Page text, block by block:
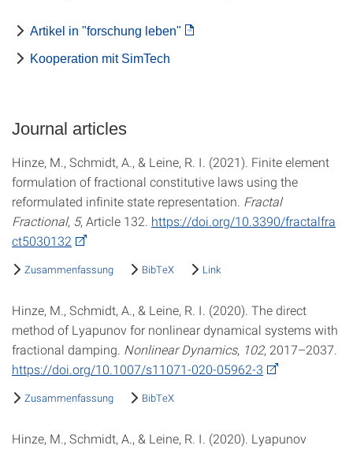
Artikel in "forschung leben"
Kooperation mit SimTech
Journal articles
Hinze, M., Schmidt, A., & Leine, R. I. (2021). Finite element
formulation of fractional constitutive laws using the
reformulated infinite state representation. Fractal
Fractional, 5, Article 132. https://doi.org/10.3390/fractalfra
ct5030132
Zusammenfassung BibTeX Link
Hinze, M., Schmidt, A., & Leine, R. I. (2020). The direct
method of Lyapunov for nonlinear dynamical systems with
fractional damping. Nonlinear Dynamics, 102, 2017–2037.
https://doi.org/10.1007/s11071-020-05962-3
Zusammenfassung BibTeX
Hinze, M., Schmidt, A., & Leine, R. I. (2020). Lyapunov